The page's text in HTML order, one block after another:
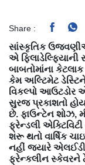
Share :
સાંસ્કૃતિક
એ
બાબતોમાંના
કેમ અલ્ટિમેટ
વિકલ્પો આઉટડોર
સુરજ પ્રકાશતો
છે. ફાઉન્ટેન શોઝ,
ફ્રેન્ડલી
શરૂ થતો વાર્ષિક
નહીં જ્યારે એલઈડી
ફ્રેન્કલીન સ્કેવરને